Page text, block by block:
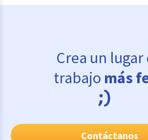
Crea un lugar
trabajo más
Contáctanos